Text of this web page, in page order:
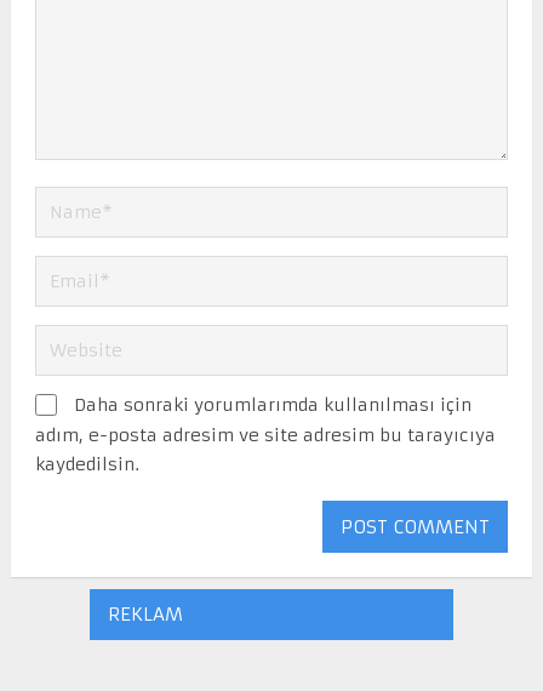
Daha sonraki yorumlarımda kullanılması için
adım, e-posta adresim ve site adresim bu tarayıcıya
kaydedilsin.
REKLAM